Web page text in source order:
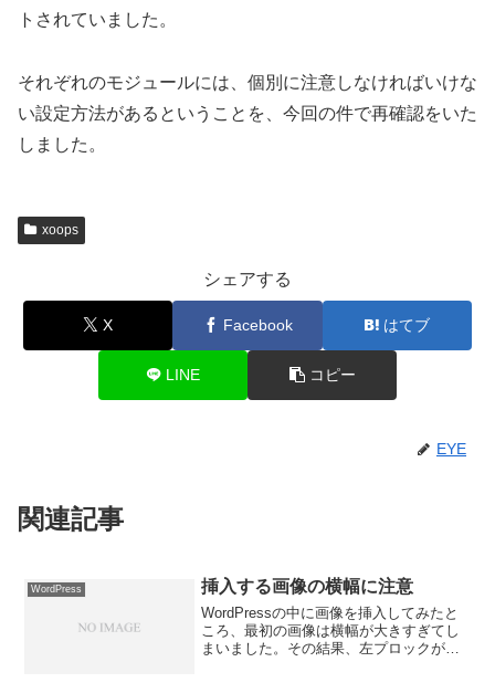
トされていました。
それぞれのモジュールには、個別に注意しなければいけな
い設定方法があるということを、今回の件で再確認をいた
しました。
xoops
シェアする
X Facebook はてブ
LINE コピー
EYE
関連記事
WordPress 挿入する画像の横幅に注意
WordPressの中に画像を挿入してみたと
ころ、最初の画像は横幅が大きすぎてし
まいました。その結果、左プロックが圧